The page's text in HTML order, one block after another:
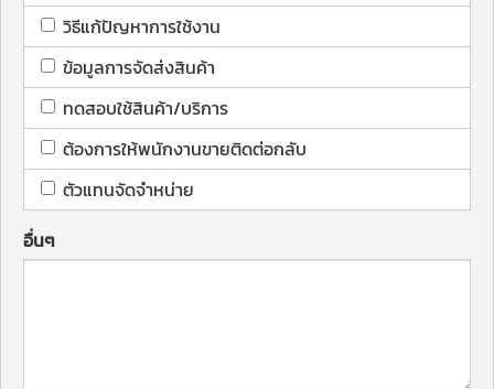
วิธีแก้ปัญหาการใช้งาน
ข้อมูลการจัดส่งสินค้า
ทดสอบใช้สินค้า/บริการ
ต้องการให้พนักงานขายติดต่อกลับ
ตัวแทนจัดจำหน่าย
อื่นๆ